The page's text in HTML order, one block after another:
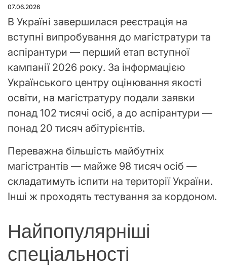
07.06.2026
В Україні завершилася реєстрація на
вступні випробування до магістратури та
аспірантури — перший етап вступної
кампанії 2026 року. За інформацією
Українського центру оцінювання якості
освіти, на магістратуру подали заявки
понад 102 тисячі осіб, а до аспірантури —
понад 20 тисяч абітурієнтів.
Переважна більшість майбутніх
магістрантів — майже 98 тисяч осіб —
складатимуть іспити на території України.
Інші ж проходять тестування за кордоном.
Найпопулярніші
спеціальності